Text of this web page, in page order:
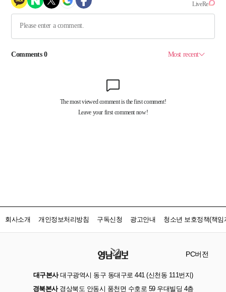
회사소개 개인정보처리방침 구독신청 광고안내 청소년 보호정책(책임
PC버전
대구본사대구광역시 동구 동대구로 441 (신천동 111번지)
경북본사경상북도 안동시 풍천면 수호로 59 우대빌딩 4층